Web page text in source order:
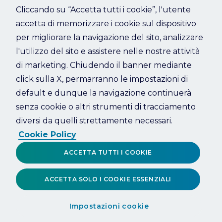
Refresh
Cliccando su “Accetta tutti i cookie”, l'utente
accetta di memorizzare i cookie sul dispositivo
per migliorare la navigazione del sito, analizzare
l'utilizzo del sito e assistere nelle nostre attività
di marketing. Chiudendo il banner mediante
click sulla X, permarranno le impostazioni di
default e dunque la navigazione continuerà
senza cookie o altri strumenti di tracciamento
diversi da quelli strettamente necessari.
Cookie Policy
Impostazioni cookie
ACCETTA SOLO I COOKIE ESSENZIALI
ACCETTA TUTTI I COOKIE